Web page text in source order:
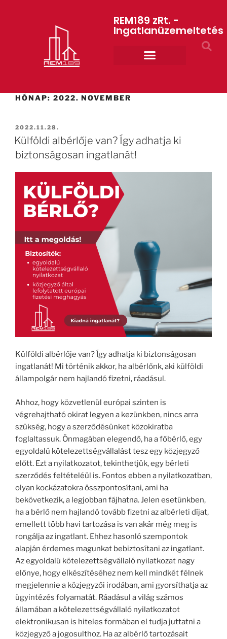
REM189 zRt. -
Ingatlanüzemeltetés
HÓNAP: 2022. NOVEMBER
2022.11.28.
Külföldi albérlője van? Így adhatja ki
biztonságosan ingatlanát!
Külföldi albérlője van? Így adhatja ki biztonságosan
ingatlanát! Mi történik akkor, ha albérlőnk, aki külföldi
állampolgár nem hajlandó fizetni, ráadásul.
Ahhoz, hogy közvetlenül európai szinten is
végrehajtható okirat legyen a kezünkben, nincs arra
szükség, hogy a szerződésünket közokiratba
foglaltassuk. Önmagában elegendő, ha a főbérlő, egy
egyoldalú kötelezettségvállalást tesz egy közjegyző
előtt. Ezt a nyilatkozatot, tekinthetjük, egy bérleti
szerződés feltételéül is. Fontos ebben a nyilatkozatban,
olyan kockázatokra összpontosítani, ami ha
bekövetkezik, a legjobban fájhatna. Jelen esetünkben,
ha a bérlő nem hajlandó tovább fizetni az albérleti díjat,
emellett több havi tartozása is van akár még meg is
rongálja az ingatlant. Ehhez hasonló szempontok
alapján érdemes magunkat bebiztosítani az ingatlant.
Az egyoldalú kötelezettségvállaló nyilatkozat nagy
előnye, hogy elkészítéséhez nem kell mindkét félnek
megjelennie a közjegyzői irodában, ami gyorsíthatja az
ügyintézés folyamatát. Ráadásul a világ számos
államában a kötelezettségvállaló nyilatkozatot
elektronikusan is hiteles formában el tudja juttatni a
közjegyző a jogosulthoz. Ha az albérlő tartozásait